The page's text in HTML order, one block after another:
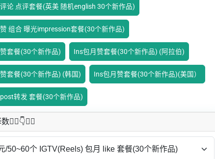
论 点评套餐(英美 随机english 30个新作品)
组合 曝光impression套餐(30个新作品)
套餐(30个新作品) Ins包月赞套餐(30个新作品) (阿拉伯)
套餐(30个新作品) (韩国) Ins包月赞套餐(30个新作品)(美国）
转发 套餐(30个新作品)
👇🏻​​👇👇🏻​​